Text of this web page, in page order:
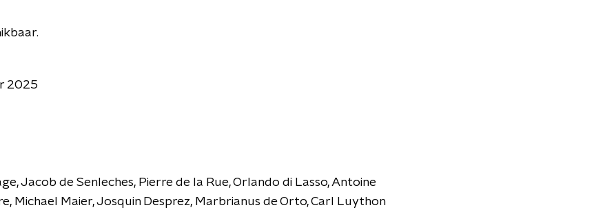
2025
Jacob de Senleches, Pierre de la Rue, Orlando di Lasso, Antoine
Michael Maier, Josquin Desprez, Marbrianus de Orto, Carl Luython